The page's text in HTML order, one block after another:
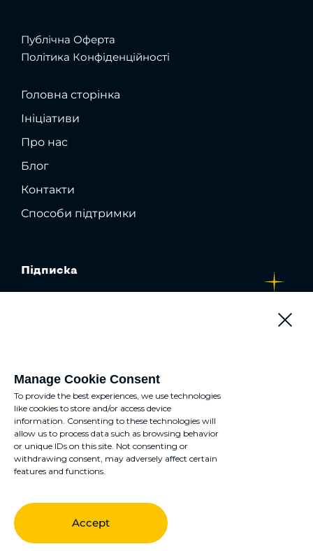
Manage Cookie Consent
To provide the best experiences, we use technologies
like cookies to store and/or access device
information. Consenting to these technologies will
allow us to process data such as browsing behavior
or unique IDs on this site. Not consenting or
withdrawing consent, may adversely affect certain
features and functions.
Accept
Публічна Оферта
Політика Конфіденційності
Головна сторінка
Ініціативи
Про нас
Блог
Контакти
Способи підтримки
Підписка
спілкуватися?
English
Українською
Обома
2024 © All Rights Reserved